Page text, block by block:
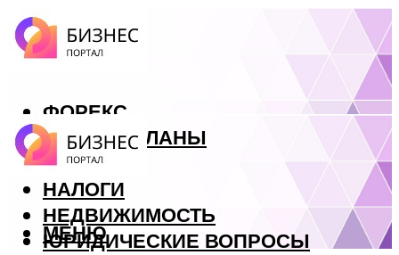
ФОРЕКС
БИЗНЕС ПЛАНЫ
КРЕДИТЫ
НАЛОГИ
НЕДВИЖИМОСТЬ
ЮРИДИЧЕСКИЕ ВОПРОСЫ
МЕНЮ